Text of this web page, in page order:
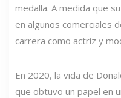
medalla. A medida que
en algunos comerciales
carrera como actriz y
En 2020, la vida de
que obtuvo un papel en